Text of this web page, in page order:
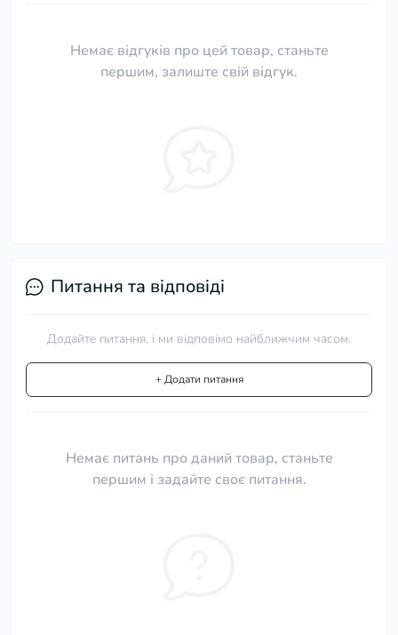
Немає відгуків про цей товар, станьте
першим, залиште свій відгук.
Питання та відповіді
Додайте питання, і ми відповімо найближчим часом.
+ Додати питання
Немає питань про даний товар, станьте
першим і задайте своє питання.